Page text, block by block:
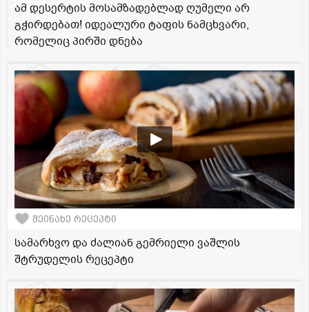
ამ დესერტის მოსამზადებლად ღუმელი არ
გჭირდებათ! იდეალური ტაფის ნამცხვარი,
რომელიც პირში დნება
შეინახე რეცეპტი
სამარხვო და ძალიან გემრიელი ვაშლის
შტრუდელის რეცეპტი